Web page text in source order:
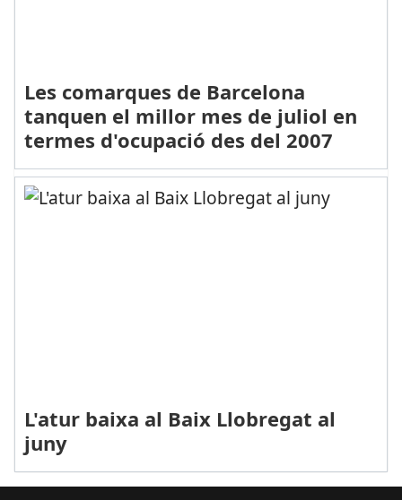
Les comarques de Barcelona
tanquen el millor mes de juliol en
termes d'ocupació des del 2007
L'atur baixa al Baix Llobregat al
juny